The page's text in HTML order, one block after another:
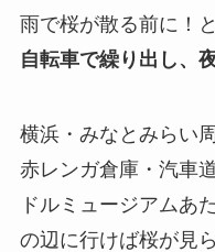
雨で桜が散る前に！
自転車で繰り出し、
横浜・みなとみらい
赤レンガ倉庫・汽車
ドルミュージアムあ
の辺に行けば桜が見